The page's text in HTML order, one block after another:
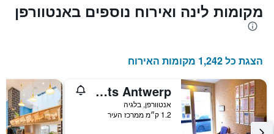
מקומות לינה ואירוח נוספים באנטוורפן
הצגת כל 1,242 מקומות האירוח
Budget Flats Antwerp
אנטוורפן, בלגיה
1.2 ק״מ ממרכז העיר